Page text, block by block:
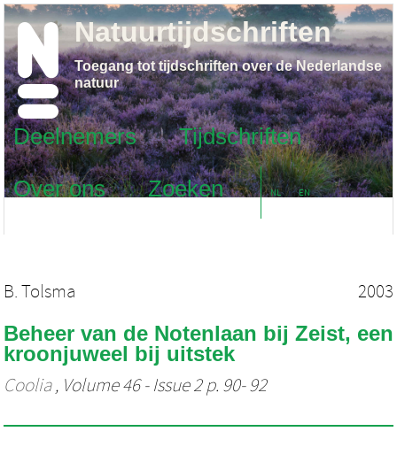
Deelnemers
Tijdschriften
Over ons
Zoeken NL EN
Natuurtijdschriften
Toegang tot tijdschriften over de Nederlandse
natuur
B. Tolsma 2003
Beheer van de Notenlaan bij Zeist, een
kroonjuweel bij uitstek
Coolia, Volume 46 - Issue 2 p. 90- 92